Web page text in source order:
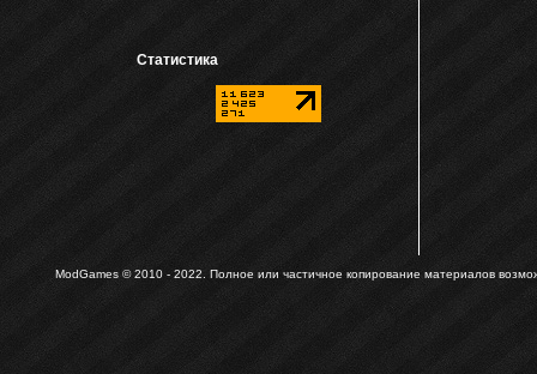
Статистика
ModGames © 2010 - 2022. Полное или частичное копирование материалов